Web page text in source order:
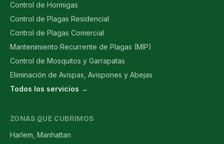
Control de Hormigas
Control de Plagas Residencial
Control de Plagas Comercial
Mantenimiento Recurrente de Plagas (MIP)
Control de Mosquitos y Garrapatas
Eliminación de Avispas, Avispones y Abejas
Todos los servicios →
ZONAS QUE CUBRIMOS
Harlem, Manhattan